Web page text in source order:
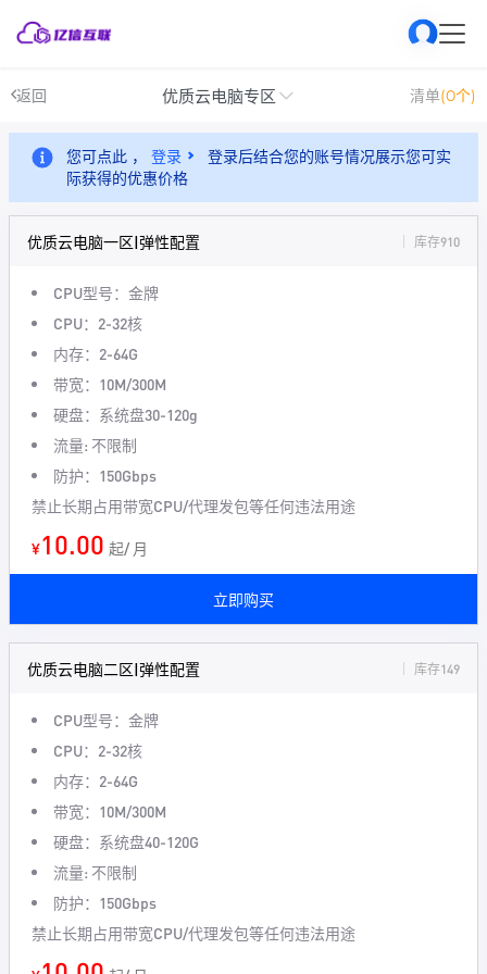
返回 优质云电脑专区 清单(0个)
您可点此 ， 登录
登录后结合您的账号情况展示您可实
际获得的优惠价格
优质云电脑一区|弹性配置 库存910
CPU型号：金牌
CPU：2-32核
内存：2-64G
带宽：10M/300M
硬盘：系统盘30-120g
流量: 不限制
防护：150Gbps
禁止长期占用带宽CPU/代理发包等任何违法用途
¥10.00 起/ 月
立即购买
优质云电脑二区|弹性配置 库存149
CPU型号：金牌
CPU：2-32核
内存：2-64G
带宽：10M/300M
硬盘：系统盘40-120G
流量: 不限制
防护：150Gbps
禁止长期占用带宽CPU/代理发包等任何违法用途